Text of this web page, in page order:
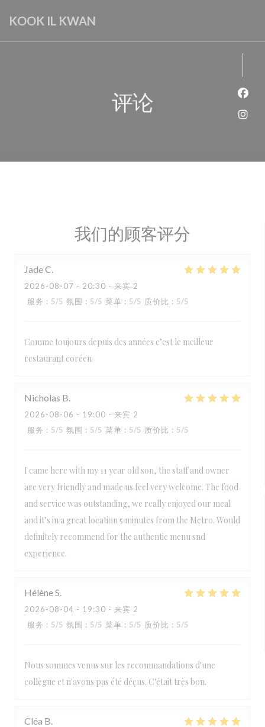
KOOK IL KWAN
评论
我们的顾客评分
JadeC
2026-08-07 - 20:30 - 来宾 2
服务 : 5/5 氛围 : 5/5 菜单 : 5/5 质价比 : 5/5
Comme toujours depuis des années c’est le meilleur
restaurant coréen
Nicholas B
2026-08-06 - 19:00 - 来宾 2
服务 : 5/5 氛围 : 5/5 菜单 : 5/5 质价比 : 5/5
I came here with my 11 year old son, the staff and owner
are very friendly and made us feel very welcome. The food
and service was outstanding, we really enjoyed our meal
and it’s in a great location 5 minutes from the Metro. Would
definitely recommend for the authentic menu snd
experience.
HélèneS
2026-08-04 - 19:30 - 来宾 2
服务 : 5/5 氛围 : 5/5 菜单 : 5/5 质价比 : 5/5
Nous sommes venus sur les recommandations d'une
collègue et n'avons pas été déçus. C'était très bon.
Cléa B